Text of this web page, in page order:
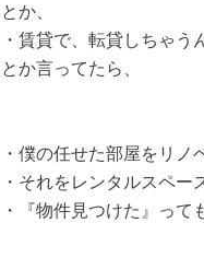
とか、
・賃貸で、転貸しちゃう
とか言ってたら、
・僕の任せた部屋をリノ
・それをレンタルスペー
・『物件見つけた』っ